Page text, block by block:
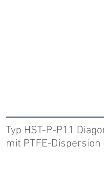
Typ HST-P-P11
mit PTFE-